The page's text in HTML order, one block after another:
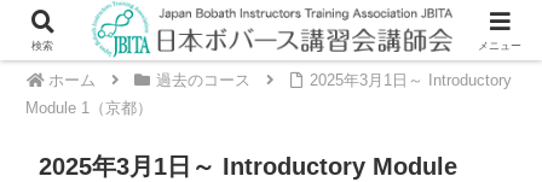
ホーム 過去のコース
2025年3月1日～ Introductory
Module 1（京都）
2025年3月1日～ Introductory Module
検索 メニュー